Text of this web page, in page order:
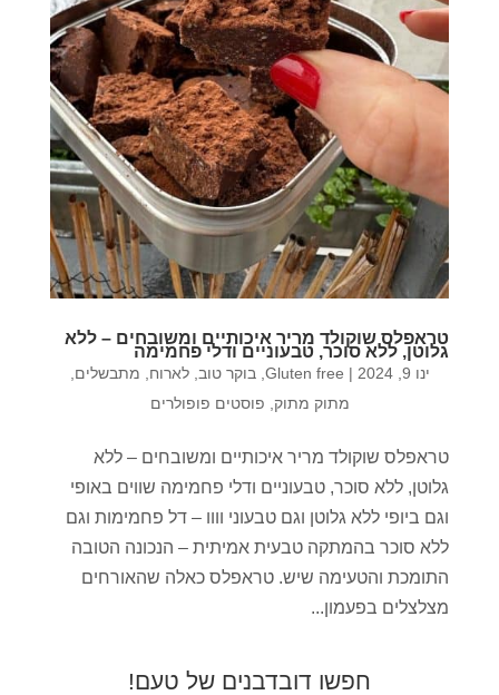
טראפלס שוקולד מריר איכותיים ומשובחים – ללא
גלוטן, ללא סוכר, טבעוניים ודלי פחמימה
ינו 9, 2024 |
Gluten free בוקר טוב ,לארוח מתבשלים
מתוק מתוק פוסטים פופולרים
טראפלס שוקולד מריר איכותיים ומשובחים – ללא
גלוטן, ללא סוכר, טבעוניים ודלי פחמימה שווים באופי
וגם ביופי ללא גלוטן וגם טבעוני וווו – דל פחמימות וגם
ללא סוכר בהמתקה טבעית אמיתית – הנכונה הטובה
התומכת והטעימה שיש. טראפלס כאלה שהאורחים
מצלצלים בפעמון...
חפשו דובדבנים של טעם!